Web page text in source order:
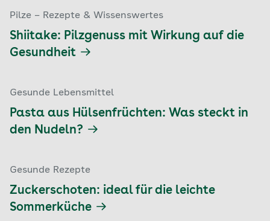
Pilze – Rezepte & Wissenswertes
Shiitake: Pilzgenuss mit Wirkung auf die
Gesundheit
Gesunde Lebensmittel
Pasta aus Hülsenfrüchten: Was steckt in
den Nudeln?
Gesunde Rezepte
Zuckerschoten: ideal für die leichte
Sommerküche